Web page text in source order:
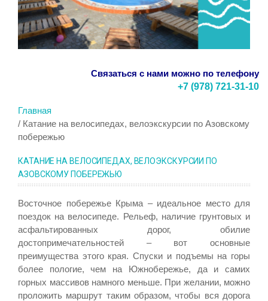
Связаться с нами можно по телефону
+7 (978) 721-31-10
Главная
Катание на велосипедах, велоэкскурсии по Азовскому
побережью
КАТАНИЕ НА ВЕЛОСИПЕДАХ, ВЕЛОЭКСКУРСИИ ПО
АЗОВСКОМУ ПОБЕРЕЖЬЮ
Восточное побережье Крыма – идеальное место для
поездок на велосипеде. Рельеф, наличие грунтовых и
асфальтированных дорог, обилие
достопримечательностей – вот основные
преимущества этого края. Спуски и подъемы на горы
более пологие, чем на Южнобережье, да и самих
горных массивов намного меньше. При желании, можно
проложить маршрут таким образом, чтобы вся дорога